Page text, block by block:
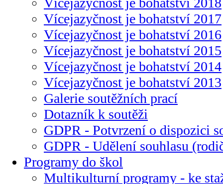
Vícejazyčnost je bohatství 2017
Vícejazyčnost je bohatství 2016
Vícejazyčnost je bohatství 2015
Vícejazyčnost je bohatství 2014
Vícejazyčnost je bohatství 2013
Galerie soutěžních prací
Dotazník k soutěži
GDPR - Potvrzení o dispozici
GDPR - Udělení souhlasu
Programy do škol
Multikulturní programy - ke